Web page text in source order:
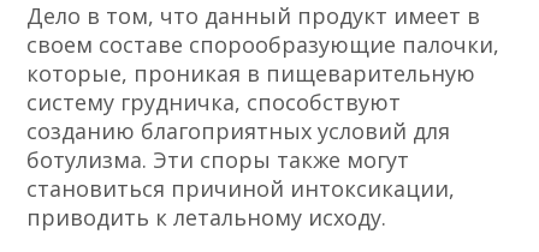
Дело в том, что данный продукт имеет в
своем составе спорообразующие палочки,
которые, проникая в пищеварительную
систему грудничка, способствуют
созданию благоприятных условий для
ботулизма. Эти споры также могут
становиться причиной интоксикации,
приводить к летальному исходу.